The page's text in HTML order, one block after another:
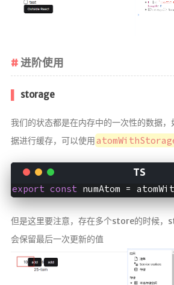
进阶使用
storage
我们的状态都是在内存中的一次性的数据
据进行缓存，可以使用
export const numAtom =
但是这里要注意，存在多个store的时候，
会保留最后一次更新的值